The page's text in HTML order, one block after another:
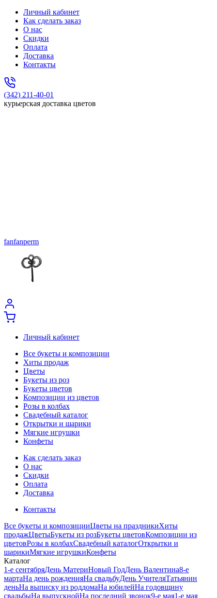
Личный кабинет
Как сделать заказ
О нас
Скидки
Оплата
Доставка
Контакты
(342) 211-40-01
курьерская доставка цветов
fanfanperm
Личный кабинет
Все букеты и композиции
Хиты продаж
Цветы
Букеты из роз
Букеты цветов
Композиции из цветов
Розы в колбах
Свадебный каталог
Открытки и шарики
Мягкие игрушки
Конфеты
Как сделать заказ
О нас
Скидки
Оплата
Доставка
Контакты
Все букеты и композицииЦветы на праздникиХиты
продажЦветыБукеты из розБукеты цветовКомпозиции из
цветовРозы в колбахСвадебный каталогОткрытки и
шарикиМягкие игрушкиКонфеты
Каталог
1-е сентябряДень МатериНовый ГодДень Валентина8-е
мартаНа день рожденияНа свадьбуДень УчителяТатьянин
деньНа выписку из роддомаНа юбилейНа годовщину
свадьбыНа выпускнойНа последний звонок9-е мая1-е мая